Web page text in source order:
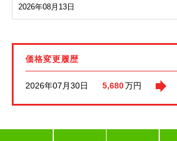
2026年08月13日
価格変更履歴
2026年07月30日 5,680万円